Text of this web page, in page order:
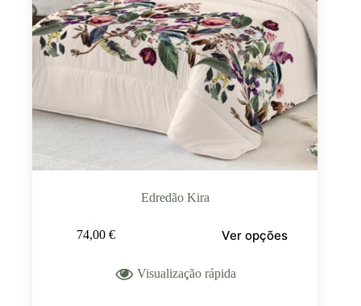
Edredão Kira
74,00 € Ver opções
Visualização rápida